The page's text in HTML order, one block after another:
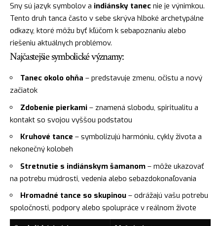
Sny sú jazyk symbolov a indiánsky tanec nie je výnimkou.
Tento druh tanca často v sebe skrýva hlboké archetypálne
odkazy, ktoré môžu byť kľúčom k sebapoznaniu alebo
riešeniu aktuálnych problémov.
Najčastejšie symbolické významy:
Tanec okolo ohňa – predstavuje zmenu, očistu a nový
začiatok
Zdobenie pierkami – znamená slobodu, spiritualitu a
kontakt so svojou vyššou podstatou
Kruhové tance – symbolizujú harmóniu, cykly života a
nekonečný kolobeh
Stretnutie s indiánskym šamanom – môže ukazovať
na potrebu múdrosti, vedenia alebo sebazdokonaľovania
Hromadné tance so skupinou – odrážajú vašu potrebu
spoločnosti, podpory alebo spolupráce v reálnom živote